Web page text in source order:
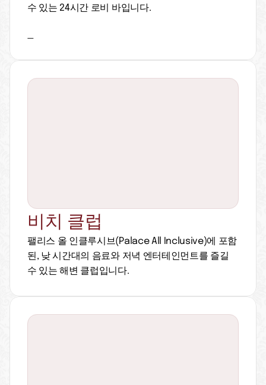
수 있는 24시간 로비 바입니다.
비치 클럽
팰리스 올 인클루시브(Palace All Inclusive)에 포함
된, 낮 시간대의 음료와 저녁 엔터테인먼트를 즐길
수 있는 해변 클럽입니다.